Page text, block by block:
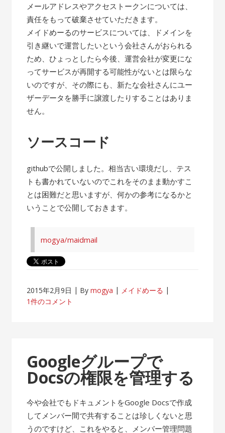
メールアドレスやアクセストークンについては、
責任をもって破棄させていただきます。
メイドめーるのサービスについては、ドメインを
引き継いで運営したいという会社さんがおられる
ため、ひょっとしたら今後、運営会社が変更にな
ってサービスが再開する可能性がないとは限らな
いのですが、その際にも、新たな会社さんにユー
ザーデータを勝手に譲渡したりすることはありま
せん。
ソースコード
githubで公開しました。相当古い環境だし、テス
トも書かれていないのでこれをそのまま動かすこ
とは困難だと思いますが、何かの参考になるかと
いうことで公開しておきます。
mogya/maidmail
2015年2月9日 Bymogya
メイドめーる
1件のコメント
Googleグループで
Docsの権限を管理する
今や会社でもドキュメントをGoogle Docsで作成
してメンバー間で共有することは珍しくないと思
うのですけど、これをやると、メンバー管理問題